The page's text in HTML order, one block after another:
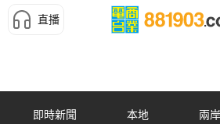
直播
即時新聞 本地 兩岸